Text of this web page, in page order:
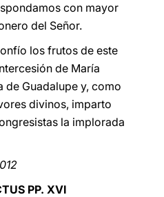
con mayor
del Señor.
los frutos de este
de María
de Guadalupe y, como
divinos, imparto
la implorada
PP. XVI